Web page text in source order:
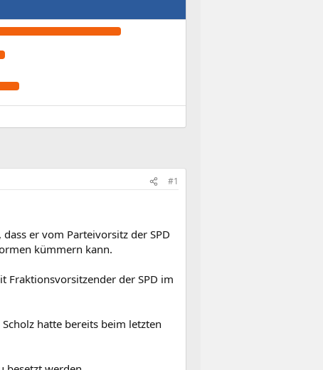
#1
er vom Parteivorsitz der SPD
kümmern kann.
Fraktionsvorsitzender der SPD im
hatte bereits beim letzten